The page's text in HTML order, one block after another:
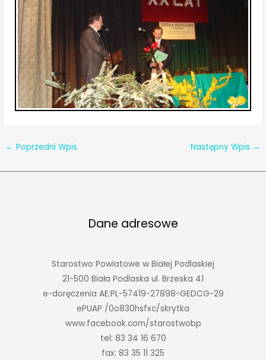
← Poprzedni Wpis Następny Wpis →
Dane adresowe
Starostwo Powiatowe w Białej Podlaskiej
21-500 Biała Podlaska ul. Brzeska 41
e-doręczenia AE:PL-57419-27898-GEDCG-29
ePUAP /0o830hsfxc/skrytka
www.facebook.com/starostwobp
tel: 83 34 16 670
fax: 83 35 11 325